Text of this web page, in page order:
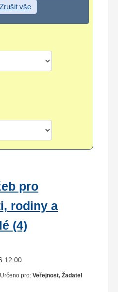
Zrušit vše
pro
rodiny a
(4)
12:00
Určeno pro: Veřejnost, Žadatel